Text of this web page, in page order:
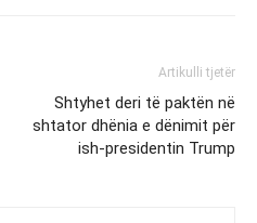
Artikulli tjetër
Shtyhet deri të paktën në
shtator dhënia e dënimit për
ish-presidentin Trump